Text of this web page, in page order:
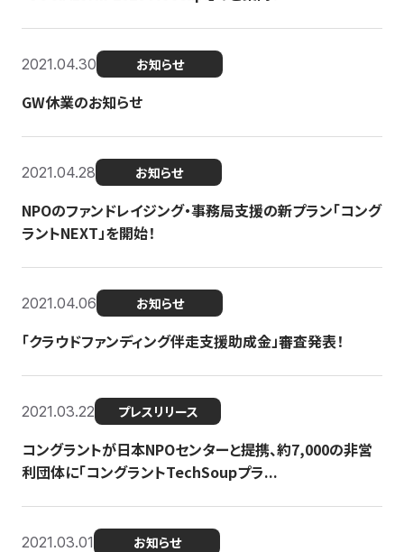
2021.04.30 お知らせ
GW休業のお知らせ
2021.04.28 お知らせ
NPOのファンドレイジング・事務局支援の新プラン「コング
ラントNEXT」を開始！
2021.04.06 お知らせ
「クラウドファンディング伴走支援助成金」審査発表！
2021.03.22 プレスリリース
コングラントが日本NPOセンターと提携、約7,000の非営
利団体に「コングラントTechSoupプラ...
2021.03.01 お知らせ